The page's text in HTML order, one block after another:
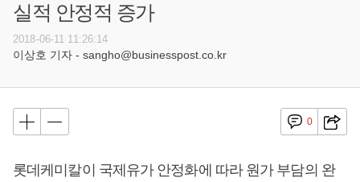
실적 안정적 증가
2018-06-11 11:26:14
이상호 기자 - sangho@businesspost.co.kr
0
롯데케미칼이 국제유가 안정화에 따라 원가 부담의 완